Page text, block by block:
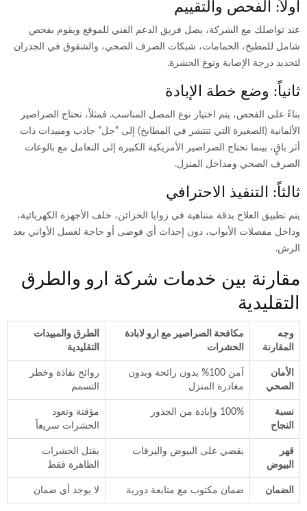
أولاً: الفحص والتقييم
عند تواصلك مع الشركة، يصل فريق الدعم الفني للموقع ويقوم بفحص
شامل للمطبخ، الحمامات، شبكات الصرف الصحي، والشقوق في الجدران
لتحديد درجة الإصابة ونوع الحشرة.
ثانياً: وضع خطة الإبادة
بناءً على الفحص، يتم اختيار نوع المصل المناسب. فمثلاً، تحتاج الصراصير
الألمانية (الصغيرة التي تنتشر في المطابخ) إلى “جل” جاذب ومبيدات ذات
أثر باقٍ، بينما تحتاج الصراصير الأمريكية الكبيرة إلى التعامل مع بالوعات
الصرف الصحي ومداخل المنزل.
ثالثاً: التنفيذ الاحترافي
يتم تطبيق العلاج بدقة متناهية في زوايا الخزائن، خلف الأجهزة الكهربائية،
وداخل مفصلات الأبواب، دون إحداث أي فوضى أو حاجة لغسل الأواني بعد
الرش.
مقارنة بين خدمات شركة ارو والطرق
التقليدية
وجه
المقارنة
مكافحة الصراصير مع ارو لابادة
الحشرات
الطرق والمبيدات
التقليدية
الأمان
الصحي
آمن 100% بدون رائحة وبدون
مغادرة المنزل
روائح نفاذة وخطر
التسمم
نسبة
النجاح
100% وإبادة من الجذور
مؤقتة وتعود
الحشرات سريعاً
قهر
البيوض
يقضي على البيوض واليرقات
يقتل الحشرات
الظاهرة فقط
الضمان ضمان مكتوب مع متابعة دورية لا يوجد أي ضمان